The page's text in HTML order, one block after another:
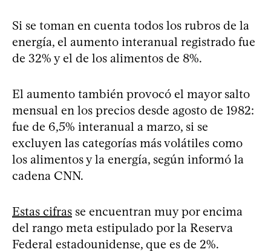
Si se toman en cuenta todos los rubros de la
energía, el aumento interanual registrado fue
de 32% y el de los alimentos de 8%.
El aumento también provocó el mayor salto
mensual en los precios desde agosto de 1982:
fue de 6,5% interanual a marzo, si se
excluyen las categorías más volátiles como
los alimentos y la energía, según informó la
cadena CNN.
Estas cifras se encuentran muy por encima
del rango meta estipulado por la Reserva
Federal estadounidense, que es de 2%.